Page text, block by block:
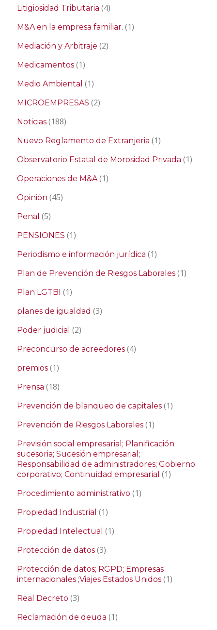
Litigiosidad Tributaria (4)
M&A en la empresa familiar. (1)
Mediación y Arbitraje (2)
Medicamentos (1)
Medio Ambiental (1)
MICROEMPRESAS (2)
Noticias (188)
Nuevo Reglamento de Extranjeria (1)
Observatorio Estatal de Morosidad Privada (1)
Operaciones de M&A(1)
Opinión (45)
Penal (5)
PENSIONES (1)
Periodismo e información jurídica (1)
Plan de Prevención de Riesgos Laborales (1)
Plan LGTBI (1)
planes de igualdad (3)
Poder judicial (2)
Preconcurso de acreedores (4)
premios (1)
Prensa (18)
Prevención de blanqueo de capitales (1)
Prevención de Riesgos Laborales (1)
Previsión social empresarial; Planificación
sucesoria; Sucesión empresarial;
Responsabilidad de administradores; Gobierno
corporativo; Continuidad empresarial (1)
Procedimiento administrativo (1)
Propiedad Industrial (1)
Propiedad Intelectual (1)
Protección de datos (3)
Protección de datos; RGPD; Empresas
internacionales ;Viajes Estados Unidos (1)
Real Decreto (3)
Reclamación de deuda (1)